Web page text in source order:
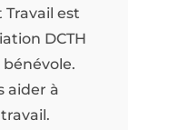
Travail est
DCTH
bénévole.
aider à